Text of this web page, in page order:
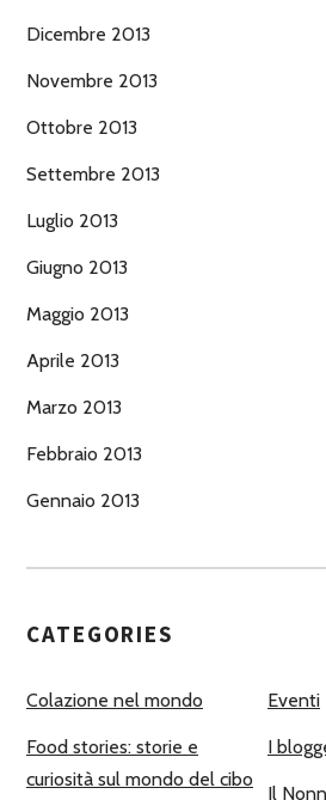
Dicembre 2013
Novembre 2013
Ottobre 2013
Settembre 2013
Luglio 2013
Giugno 2013
Maggio 2013
Aprile 2013
Marzo 2013
Febbraio 2013
Gennaio 2013
CATEGORIES
Colazione nel mondo Eventi
Food stories: storie e
curiosità sul mondo del cibo
I
Il